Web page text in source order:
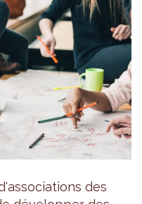
des